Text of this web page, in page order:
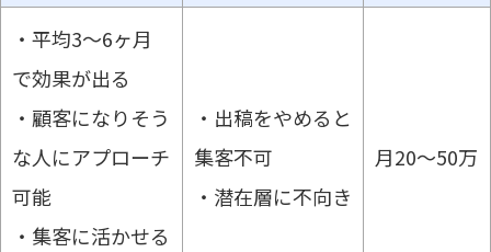
・平均3～6ヶ月
で効果が出る
・顧客になりそう
な人にアプローチ
可能
・集客に活かせる
・出稿をやめると
集客不可
・潜在層に不向き
月20～50万